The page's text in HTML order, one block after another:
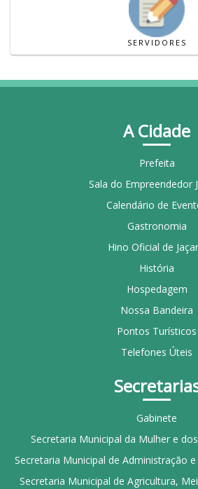
SERVIDORES
A Cidade
Prefeita
Sala do Empreendedor
Calendário de
Gastronomia
Hino Oficial de
História
Hospedagem
Nossa Bandeira
Pontos Turísticos
Telefones Úteis
Gabinete
Secretaria Municipal da Mulher e
Secretaria Municipal de Administração
Secretaria Municipal de Agricultura,